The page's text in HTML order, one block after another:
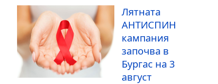
Лятната
АНТИСПИН
кампания
започва в
Бургас на 3
август